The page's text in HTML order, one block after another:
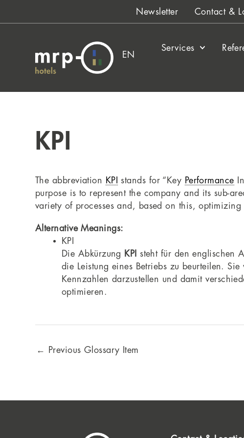
Newsletter Contact &
EN
Services
KPI
The abbreviation KPI stands for “Key Performance
purpose is to represent the company and its sub-
variety of processes and, based on this, optimizing
Alternative Meanings:
KPI
Die Abkürzung
KPI
steht für den englischen
die Leistung eines Betriebs zu beurteilen.
Kennzahlen darzustellen und damit
optimieren.
← Previous Glossary Item